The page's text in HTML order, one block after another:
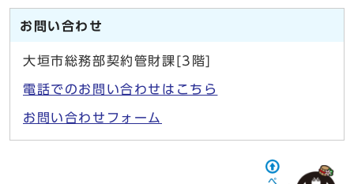
お問い合わせ
大垣市総務部契約管財課[3階]
電話でのお問い合わせはこちら
お問い合わせフォーム